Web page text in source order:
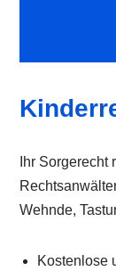
Ihr
Wehnde,
Kostenlose